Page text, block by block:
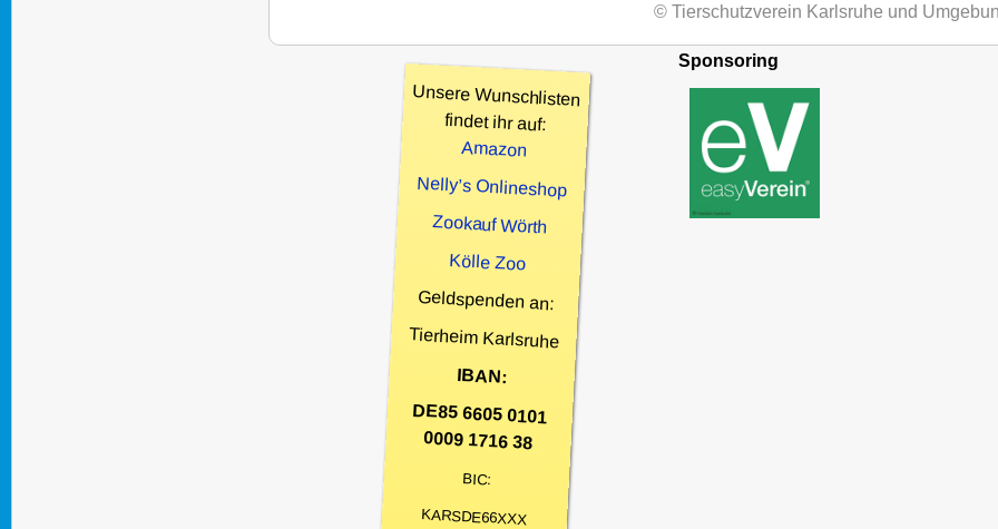
© Tierschutzverein Karlsruhe und
Unsere Wunschlisten
findet ihr auf:
Amazon
Nelly’s Onlineshop
Zookauf Wörth
Kölle Zoo
Geldspenden an:
Tierheim Karlsruhe
IBAN:
DE85 6605 0101
0009 1716 38
BIC:
KARSDE66XXX
Sponsoring